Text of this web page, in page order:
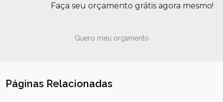
Faça seu orçamento grátis agora mesmo!
Quero meu orçamento
Páginas Relacionadas